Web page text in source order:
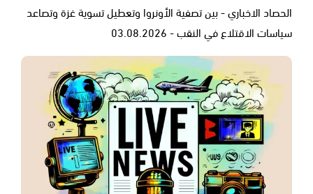
الحصاد الاخباري - بين تصفية الأونروا وتعطيل تسوية غزة وتصاعد
سياسات الاقتلاع في النقب - 03.08.2026